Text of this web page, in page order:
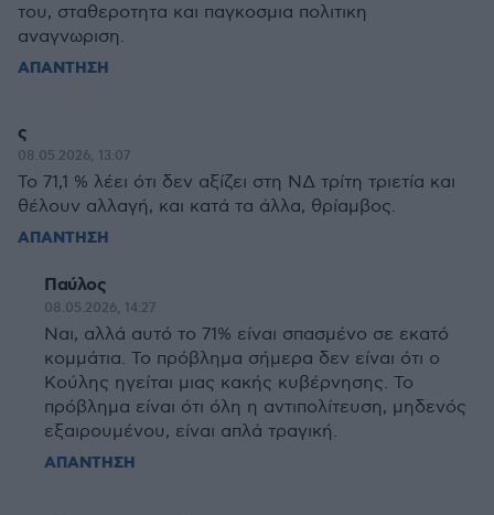
του, σταθεροτητα και παγκοσμια πολιτικη
αναγνωριση.
ΑΠΑΝΤΗΣΗ
ς
08.05.2026, 13:07
Το 71,1 % λέει ότι δεν αξίζει στη ΝΔ τρίτη τριετία και
θέλουν αλλαγή, και κατά τα άλλα, θρίαμβος.
ΑΠΑΝΤΗΣΗ
Παύλος
08.05.2026, 14:27
Ναι, αλλά αυτό το 71% είναι σπασμένο σε εκατό
κομμάτια. Το πρόβλημα σήμερα δεν είναι ότι ο
Κούλης ηγείται μιας κακής κυβέρνησης. Το
πρόβλημα είναι ότι όλη η αντιπολίτευση, μηδενός
εξαιρουμένου, είναι απλά τραγική.
ΑΠΑΝΤΗΣΗ